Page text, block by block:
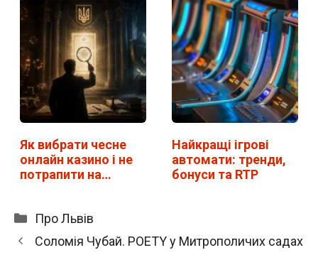
Як вибрати чесне
онлайн казино і не
потрапити на…
Найкращі ігрові
автомати: тренди,
бонуси та RTP
Категорії
Про Львів
Соломія Чубай. POETY у Митрополичих садах